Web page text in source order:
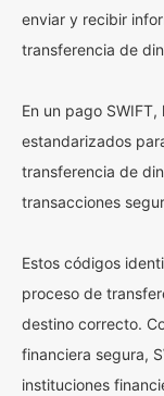
enviar y recibir
transferencia de
En un pago
estandarizados
transferencia de
transacciones
Estos códigos
proceso de
destino correcto.
financiera segura,
instituciones